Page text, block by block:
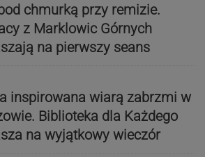
chmurką przy remizie.
z Marklowic Górnych
na pierwszy seans
inspirowana wiarą zabrzmi w
Biblioteka dla Każdego
na wyjątkowy wieczór